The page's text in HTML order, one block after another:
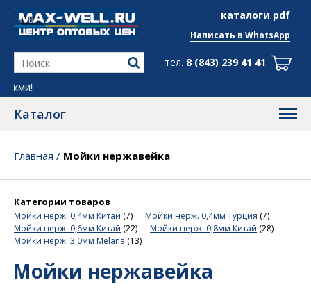
каталоги pdf
info@max-well.ru
Написать в WhatsApp
тел. 8 (843) 239 41 41
Каталог
Главная / Мойки нержавейка
Категории товаров
Мойки нерж. 0,4мм Китай (7) Мойки нерж. 0,4мм Турция (7)
Мойки нерж. 0,6мм Китай (22) Мойки нерж. 0,8мм Китай (28)
Мойки нерж. 3,0мм Melana (13)
Мойки нержавейка